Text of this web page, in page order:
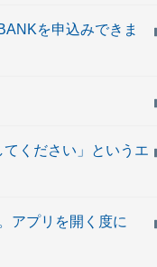
を申込みできま
ください」というエ
アプリを開く度に